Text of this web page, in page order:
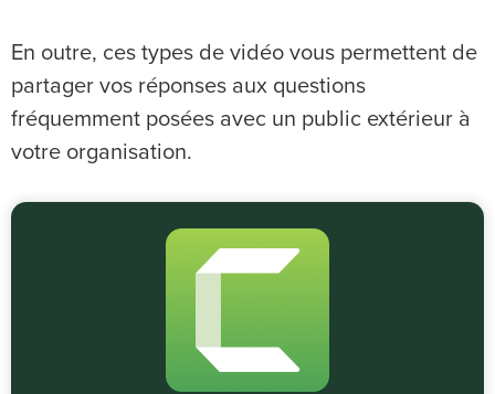
En outre, ces types de vidéo vous permettent de
partager vos réponses aux questions
fréquemment posées avec un public extérieur à
votre organisation.